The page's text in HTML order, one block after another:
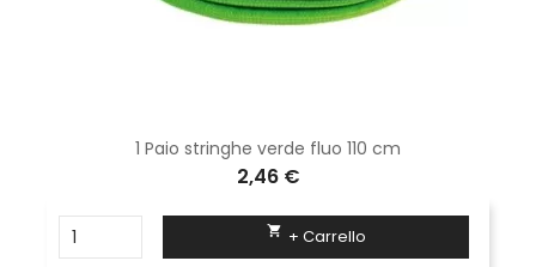
1 Paio stringhe verde fluo 110 cm
2,46 €
 + Carrello